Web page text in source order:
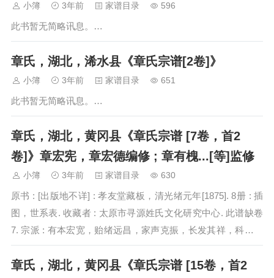
小簿 3年前 家谱目录 596
此书暂无简略讯息。…
章氏，湖北，浠水县《章氏宗谱[2卷]》
小簿 3年前 家谱目录 651
此书暂无简略讯息。…
章氏，湖北，黄冈县《章氏宗谱 [7卷，首2
卷]》章宏宪，章宏德编修 ; 章有槐...[等]监修
小簿 3年前 家谱目录 630
原书 : [出版地不详] : 孝友堂藏板，清光绪元年[1875]. 8册 : 插
图，世系表. 收藏者 : 太原市寻源姓氏文化研究中心. 此谱缺卷
7. 宗派 : 有本宏宽，贻绪远昌，家声克振，长发其祥，科名显
达，一德流芳. 受姓祖 : 青齐…
章氏，湖北，黄冈县《章氏宗谱 [15卷，首2